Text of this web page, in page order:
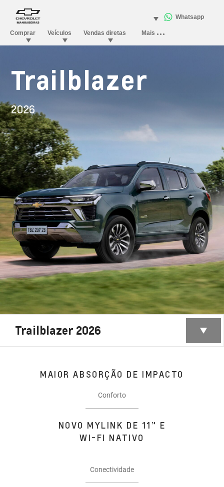
Trailblazer
2026
Trailblazer 2026
MAIOR ABSORÇÃO DE IMPACTO
Conforto
NOVO MYLINK DE 11” E
WI-FI NATIVO
Conectividade